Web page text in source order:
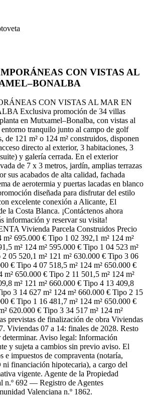
CON VISTAS AL
CON VISTAS AL MAR EN
Exclusiva promoción de 34 villas
en Mutxamel–Bonalba, con vistas al
tranquilo junto al campo de golf
de 121 m² o 124 m² construidos, disponen
directo al exterior, 3 habitaciones, 3
y galería cerrada. En el exterior
de 7 x 3 metros, jardín, amplias terrazas
sus acabados de alta calidad, fachada
de aerotermia y puertas lacadas en blanco
diseñada para disfrutar del estilo
excelente conexión a Alicante, El
la Costa Blanca. ¡Contáctenos ahora
información y reservar su visita!
Vivienda Parcela Construidos Precio
695.000 € Tipo 1 02 392,1 m² 124 m²
m² 124 m² 595.000 € Tipo 1 04 523 m²
05 520,1 m² 121 m² 630.000 € Tipo 3 06
€ Tipo 4 07 518,5 m² 124 m² 650.000 €
m² 650.000 € Tipo 2 11 501,5 m² 124 m²
m² 121 m² 660.000 € Tipo 4 13 409,8
3 14 627 m² 124 m² 660.000 € Tipo 2 15
€ Tipo 1 16 481,7 m² 124 m² 650.000 €
620.000 € Tipo 3 34 517 m² 124 m²
previstas de finalización de obra Viviendas
Viviendas 07 a 14: finales de 2028. Resto
Aviso legal: Información
y sujeta a cambios sin previo aviso. El
e impuestos de compraventa (notaría,
financiación hipotecaria), a cargo del
vigente. Agente de la Propiedad
n.º 692 — Registro de Agentes
Valenciana n.º 1862.